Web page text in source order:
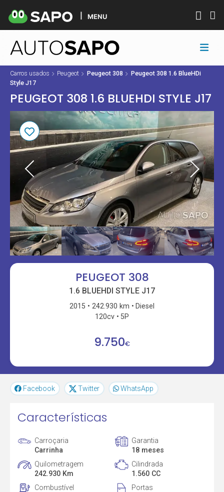
MENU
Carros usados Peugeot Peugeot 308
Peugeot 308 1.6 BlueHDi
Style J17
PEUGEOT 308 1.6 BLUEHDI STYLE J17
PEUGEOT 308
1.6 BLUEHDI STYLE J17
2015 242.930 km
Diesel
120cv
5P
9.750€
Facebook Twitter WhatsApp
Características
Carroçaria
Carrinha
Garantia
18 meses
Quilometragem
242.930 Km
Cilindrada
1.560 CC
Combustível
Portas